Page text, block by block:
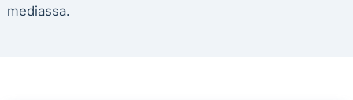
mediassa.